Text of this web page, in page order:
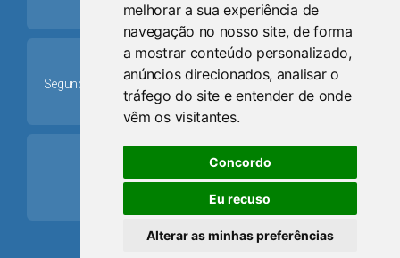
melhorar a sua experiência de
navegação no nosso site, de forma
a mostrar conteúdo personalizado,
anúncios direcionados, analisar o
tráfego do site e entender de onde
vêm os visitantes.
Concordo
Eu recuso
Alterar as minhas preferências
(51) 9 8024-0884
Schedule
Segunda-feira a Sexta-feira: 08h às 12h e das 13h30min às
17h30min
mail
Email
camaraosorio@gmail.com